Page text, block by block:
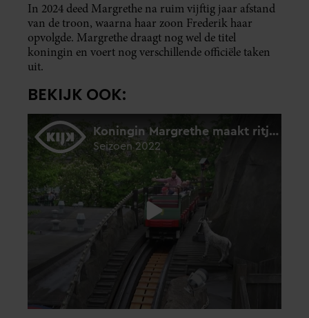
In 2024 deed Margrethe na ruim vijftig jaar afstand
van de troon, waarna haar zoon Frederik haar
opvolgde. Margrethe draagt nog wel de titel
koningin en voert nog verschillende officiële taken
uit.
BEKIJK OOK: